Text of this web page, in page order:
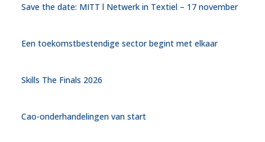
Save the date: MITT l Netwerk in Textiel – 17 november
Een toekomstbestendige sector begint met elkaar
Skills The Finals 2026
Cao-onderhandelingen van start